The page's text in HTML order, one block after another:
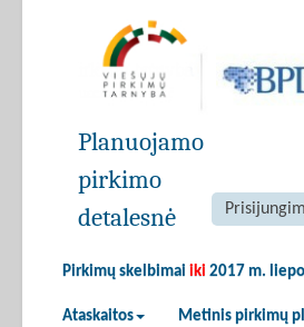
Pirkimų skelbimai iki 2017 m.
Ataskaitos Metinis pirkimų
Planuojamo
pirkimo
detalesnė